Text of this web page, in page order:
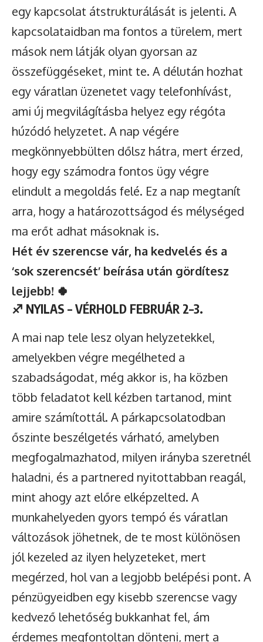
egy kapcsolat átstrukturálását is jelenti. A
kapcsolataidban ma fontos a türelem, mert
mások nem látják olyan gyorsan az
összefüggéseket, mint te. A délután hozhat
egy váratlan üzenetet vagy telefonhívást,
ami új megvilágításba helyez egy régóta
húzódó helyzetet. A nap végére
megkönnyebbülten dőlsz hátra, mert érzed,
hogy egy számodra fontos ügy végre
elindult a megoldás felé. Ez a nap megtanít
arra, hogy a határozottságod és mélységed
ma erőt adhat másoknak is.
Hét év szerencse vár, ha kedvelés és a
‘sok szerencsét’ beírása után gördítesz
lejjebb! 🍀
♐ NYILAS – VÉRHOLD FEBRUÁR 2–3.
A mai nap tele lesz olyan helyzetekkel,
amelyekben végre megélheted a
szabadságodat, még akkor is, ha közben
több feladatot kell kézben tartanod, mint
amire számítottál. A párkapcsolatodban
őszinte beszélgetés várható, amelyben
megfogalmazhatod, milyen irányba szeretnél
haladni, és a partnered nyitottabban reagál,
mint ahogy azt előre elképzelted. A
munkahelyeden gyors tempó és váratlan
változások jöhetnek, de te most különösen
jól kezeled az ilyen helyzeteket, mert
megérzed, hol van a legjobb belépési pont. A
pénzügyeidben egy kisebb szerencse vagy
kedvező lehetőség bukkanhat fel, ám
érdemes megfontoltan dönteni, mert a